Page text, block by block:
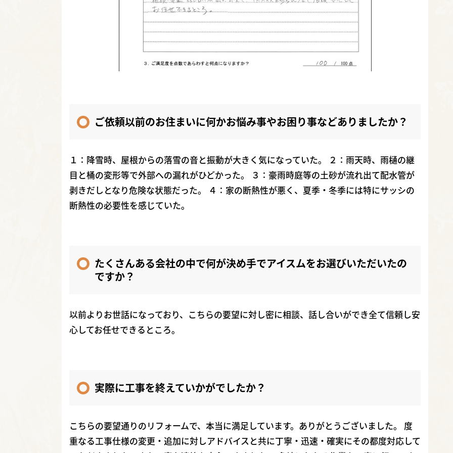
ご依頼以前のお住まいに何かお悩み事やお困り事などありましたか？
１：降雪時、屋根からの落雪の音と振動が大きく気になっていた。 ２：雨天時、雨樋の継
目と桶の変形等で外部への漏れがひどかった。 ３：豪雨時庭等の土砂が流れ出て配水管が
剥きだしとなり危険な状態だった。 ４：家の断熱性が悪く、夏季・冬季には特にサッシの
断熱性の必要性を感じていた。
たくさんある会社の中で何が決め手でアイスムをお選びいただいたの
ですか？
以前よりお世話になっており、こちらの要望に対し密に相談、話し合いができ全て信頼し安
心してお任せできるところ。
実際に工事を終えていかがでしたか？
こちらの要望通りのリフォームで、本当に満足しています。ありがとうございました。 度
重なる工事仕様の変更・追加に対しアドバイスと共に丁寧・迅速・確実にその都度対応して